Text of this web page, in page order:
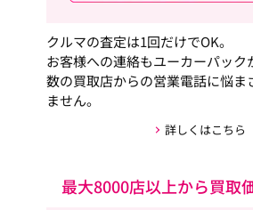
クルマの査定は1回だけでOK。
お客様への連絡もユーカーパック
数の買取店からの営業電話に悩ま
ません。
詳しくはこちら
最大8000店以上から買取